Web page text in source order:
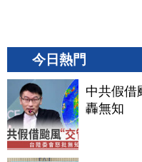
今日熱門
中共假借
轟無知